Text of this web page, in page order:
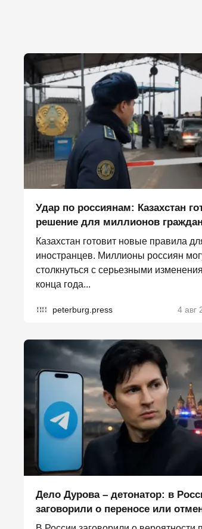
Удар по россиянам: Казахстан
решение для миллионов
Казахстан готовит новые правила
иностранцев. Миллионы россиян
столкнуться с серьезными
конца года...
peterburg.press 4 авг
Дело Дурова – детонатор: в
заговорили о переносе или